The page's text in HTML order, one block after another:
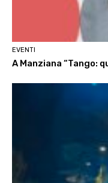
EVENTI
A Manziana “Tango: